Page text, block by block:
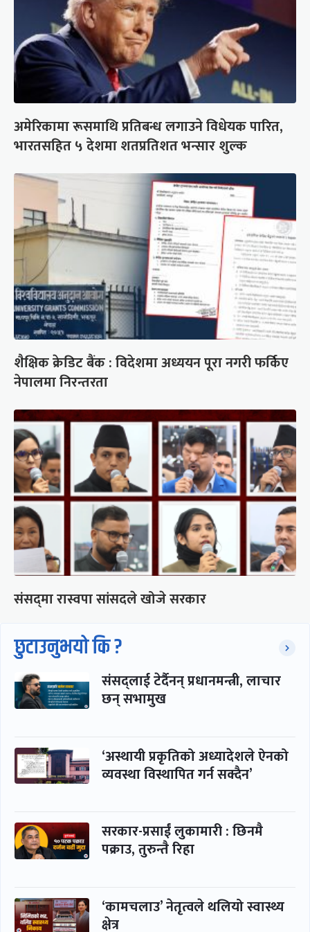
अमेरिकामा रूसमाथि प्रतिबन्ध लगाउने विधेयक पारित,
भारतसहित ५ देशमा शतप्रतिशत भन्सार शुल्क
शैक्षिक क्रेडिट बैंक : विदेशमा अध्ययन पूरा नगरी फर्किए
नेपालमा निरन्तरता
संसद्‍मा रास्वपा सांसदले खोजे सरकार
छुटाउनुभयो कि ?
संसद्लाई टेर्दैनन् प्रधानमन्त्री, लाचार
छन् सभामुख
‘अस्थायी प्रकृतिको अध्यादेशले ऐनको
व्यवस्था विस्थापित गर्न सक्दैन’
सरकार-प्रसाईं लुकामारी : छिनमै
पक्राउ, तुरुन्तै रिहा
‘कामचलाउ’ नेतृत्वले थलियो स्वास्थ्य
क्षेत्र